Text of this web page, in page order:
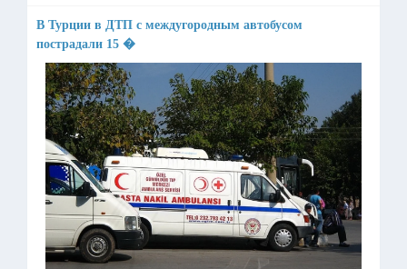
В Турции в ДТП с междугородным автобусом
пострадали 15 �